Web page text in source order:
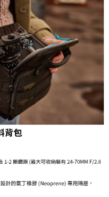
訊。
訊中的連結，可透過四大超商／
視為交易完成。
費，但若您需要取消訂單，請聯絡
仍視為有效，需透過AFTEE先享
之結帳頁面顯示為準，若有關於
疑問，請聯繫「AFTEE先享後付
support/home
AFTEE先享後付」服務完成之交
，並將交易相關給付款項請求債
網址：
或監護人之同意方可使用
引起之損失，本公司不負相關責
個別帳號之用戶狀況，依本公司即
足之情形，本公司將視審查結果